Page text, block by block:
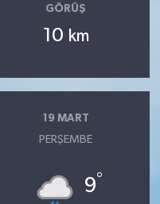
GÖRÜŞ
10 km
19 MART
PERŞEMBE
9°